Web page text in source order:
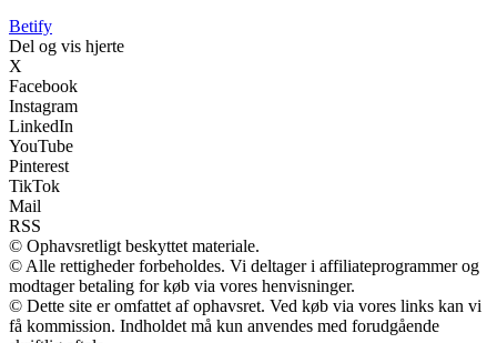
Betify
Del og vis hjerte
X
Facebook
Instagram
LinkedIn
YouTube
Pinterest
TikTok
Mail
RSS
© Ophavsretligt beskyttet materiale.
© Alle rettigheder forbeholdes. Vi deltager i affiliateprogrammer og
modtager betaling for køb via vores henvisninger.
© Dette site er omfattet af ophavsret. Ved køb via vores links kan vi
få kommission. Indholdet må kun anvendes med forudgående